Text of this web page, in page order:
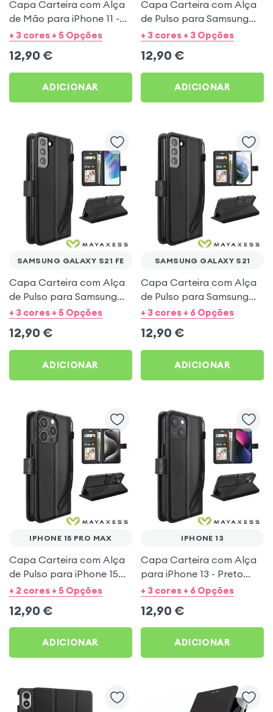
Capa Carteira com Alça
de Mão para iPhone 11 -
Preto Mayaxess
+ 3 cores + 5 Opções
12,90 €
ADICIONAR
Capa Carteira com Alça
de Pulso para Samsung
Galaxy S22 Ultra - Preta
+ 3 cores + 3 Opções
12,90 €
ADICIONAR
SAMSUNG GALAXY S21 FE
Capa Carteira com Alça
de Pulso para Samsung
Galaxy S21 FE - Preto
+ 3 cores + 5 Opções
12,90 €
ADICIONAR
SAMSUNG GALAXY S21
Capa Carteira com Alça
de Pulso para Samsung
Galaxy S21 - Preto
+ 3 cores + 6 Opções
12,90 €
ADICIONAR
IPHONE 15 PRO MAX
Capa Carteira com Alça
de Pulso para iPhone 15
Pro Max - Preto
+ 2 cores + 5 Opções
12,90 €
ADICIONAR
IPHONE 13
Capa Carteira com Alça
para iPhone 13 - Preto
Mayaxess
+ 3 cores + 6 Opções
12,90 €
ADICIONAR